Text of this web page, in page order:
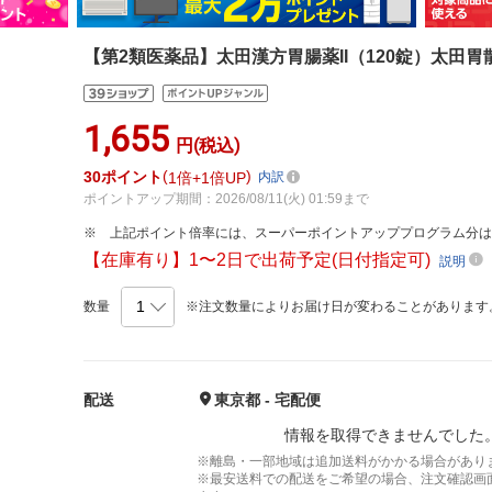
【第2類医薬品】太田漢方胃腸薬II（120錠）太田胃
1,655 円(税込)
30ポイント 1倍 1倍UP
内訳
ポイントアップ期間：2026/08/11(火) 01:59まで
上記ポイント倍率には、スーパーポイントアッププログラム分
【在庫有り】1〜2日で出荷予定(日付指定可)説明
数量 ※注文数量によりお届け日が変わることがあります
配送
東京都 - 宅配便
情報を取得できませんでし
※離島・一部地域は追加送料がかかる場合があり
※最安送料での配送をご希望の場合、注文確認